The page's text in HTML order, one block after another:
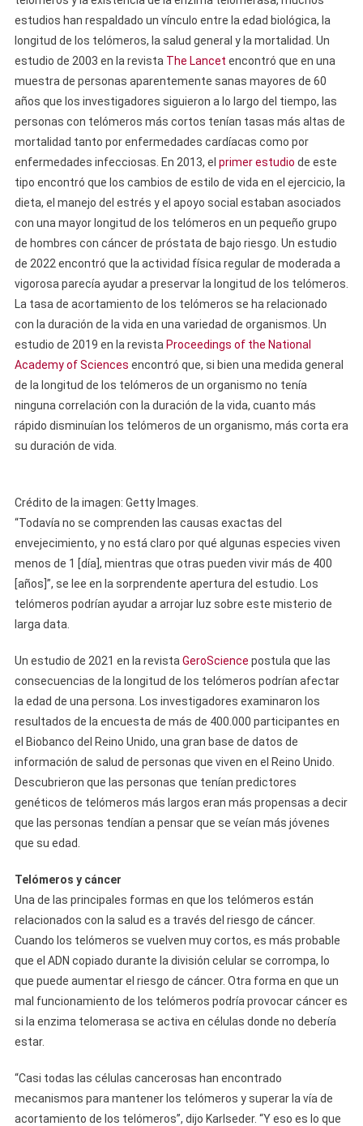
estudios han respaldado un vínculo entre la edad biológica, la
longitud de los telómeros, la salud general y la mortalidad. Un
estudio de 2003 en la revista The Lancet encontró que en una
muestra de personas aparentemente sanas mayores de 60
años que los investigadores siguieron a lo largo del tiempo, las
personas con telómeros más cortos tenían tasas más altas de
mortalidad tanto por enfermedades cardíacas como por
enfermedades infecciosas. En 2013, el primer estudio de este
tipo encontró que los cambios de estilo de vida en el ejercicio, la
dieta, el manejo del estrés y el apoyo social estaban asociados
con una mayor longitud de los telómeros en un pequeño grupo
de hombres con cáncer de próstata de bajo riesgo. Un estudio
de 2022 encontró que la actividad física regular de moderada a
vigorosa parecía ayudar a preservar la longitud de los telómeros.
La tasa de acortamiento de los telómeros se ha relacionado
con la duración de la vida en una variedad de organismos. Un
estudio de 2019 en la revista Proceedings of the National
Academy of Sciences encontró que, si bien una medida general
de la longitud de los telómeros de un organismo no tenía
ninguna correlación con la duración de la vida, cuanto más
rápido disminuían los telómeros de un organismo, más corta era
su duración de vida.
Crédito de la imagen: Getty Images.
“Todavía no se comprenden las causas exactas del
envejecimiento, y no está claro por qué algunas especies viven
menos de 1 [día], mientras que otras pueden vivir más de 400
[años]”, se lee en la sorprendente apertura del estudio. Los
telómeros podrían ayudar a arrojar luz sobre este misterio de
larga data.
Un estudio de 2021 en la revista GeroScience postula que las
consecuencias de la longitud de los telómeros podrían afectar
la edad de una persona. Los investigadores examinaron los
resultados de la encuesta de más de 400.000 participantes en
el Biobanco del Reino Unido, una gran base de datos de
información de salud de personas que viven en el Reino Unido.
Descubrieron que las personas que tenían predictores
genéticos de telómeros más largos eran más propensas a decir
que las personas tendían a pensar que se veían más jóvenes
que su edad.
Telómeros y cáncer
Una de las principales formas en que los telómeros están
relacionados con la salud es a través del riesgo de cáncer.
Cuando los telómeros se vuelven muy cortos, es más probable
que el ADN copiado durante la división celular se corrompa, lo
que puede aumentar el riesgo de cáncer. Otra forma en que un
mal funcionamiento de los telómeros podría provocar cáncer es
si la enzima telomerasa se activa en células donde no debería
estar.
“Casi todas las células cancerosas han encontrado
mecanismos para mantener los telómeros y superar la vía de
acortamiento de los telómeros”, dijo Karlseder. “Y eso es lo que